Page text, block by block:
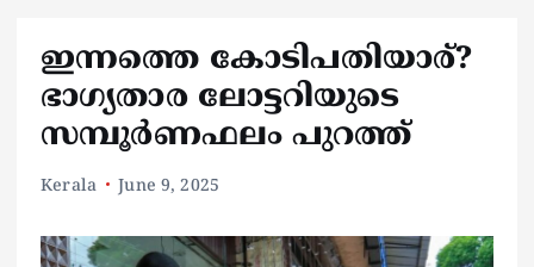
ഇന്നത്തെ കോടിപതിയാര്?
ഭാഗ്യതാര ലോട്ടറിയുടെ
സമ്പൂര്‍ണഫലം പുറത്ത്
Kerala June 9, 2025